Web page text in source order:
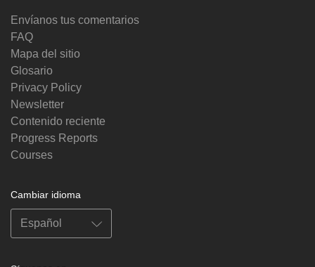
Envíanos tus comentarios
FAQ
Mapa del sitio
Glosario
Privacy Policy
Newsletter
Contenido reciente
Progress Reports
Courses
Cambiar idioma